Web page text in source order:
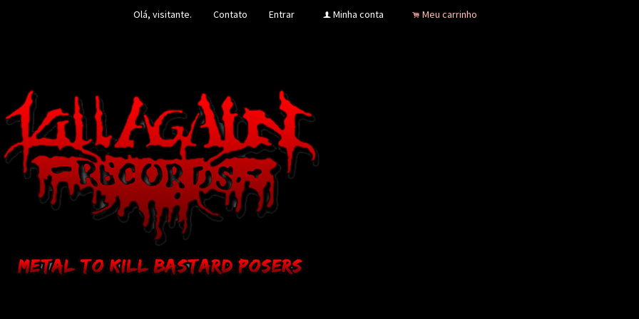
Olá, visitante. Contato Entrar f Minha conta . Meu carrinho